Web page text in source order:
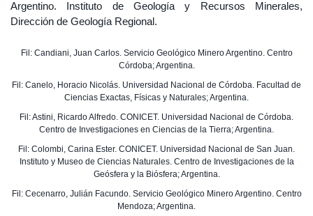
Argentino. Instituto de Geología y Recursos Minerales,
Dirección de Geología Regional.
Fil: Candiani, Juan Carlos. Servicio Geológico Minero Argentino. Centro
Córdoba; Argentina.
Fil: Canelo, Horacio Nicolás. Universidad Nacional de Córdoba. Facultad de
Ciencias Exactas, Físicas y Naturales; Argentina.
Fil: Astini, Ricardo Alfredo. CONICET. Universidad Nacional de Córdoba.
Centro de Investigaciones en Ciencias de la Tierra; Argentina.
Fil: Colombi, Carina Ester. CONICET. Universidad Nacional de San Juan.
Instituto y Museo de Ciencias Naturales. Centro de Investigaciones de la
Geósfera y la Biósfera; Argentina.
Fil: Cecenarro, Julián Facundo. Servicio Geológico Minero Argentino. Centro
Mendoza; Argentina.